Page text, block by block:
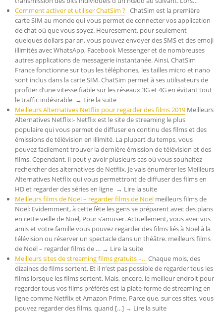
Comment activer et utiliser ChatSim ? ChatSim est la première
carte SIM au monde qui vous permet de connecter vos application
de chat où que vous soyez. Heuresement, pour seulement
quelques dollars par an, vous pouvez envoyer des SMS et des emoji
illimités avec WhatsApp, Facebook Messenger et de nombreuses
autres applications de messagerie instantanée. Ainsi, ChatSim
France fonctionne sur tous les téléphones, les tailles micro et nano
sont inclus dans la carte SIM. ChatSim permet à ses utilisateurs de
profiter d’une vitesse fiable sur les réseaux 3G et 4G en évitant tout
le traffic indésirable → Lire la suite
Meilleurs Alternatives Netflix pour regarder des films 2019 Meilleurs
Alternatives Netflix:- Netflix est le site de streaming le plus
populaire qui vous permet de diffuser en continu des films et des
émissions de télévision en illimité. La plupart du temps, vous
pouvez facilement trouver la dernière émission de télévision et des
films. Cependant, il peut y avoir plusieurs cas où vous souhaitez
rechercher des alternatives de Netflix. Je vais énumérer les Meilleurs
Alternatives Netflix qui vous permettront de diffuser des films en
HD et regarder des séries en ligne → Lire la suite
Meilleurs films de Noël – regarder films de Noël meilleurs films de
Noël: Evidemment, à cette fête les gens se préparent avec des plans
en cette veille de Noël, Pour s’amuser. Actuellement, vous avec vos
amis et votre famille vous pouvez regarder des films liés à Noël à la
télévision ou réserver un spectacle dans un théâtre. meilleurs films
de Noël – regarder films de … → Lire la suite
Meilleurs sites de streaming films gratuits –…Chaque mois, des
dizaines de films sortent. Et il n’est pas possible de regarder tous les
films lorsque les films sortent. Mais, encore, le meilleur endroit pour
regarder tous vos films préférés est la plate-forme de streaming en
ligne comme Netflix et Amazon Prime. Parce que, sur ces sites, vous
pouvez regarder des films, quand […] → Lire la suite